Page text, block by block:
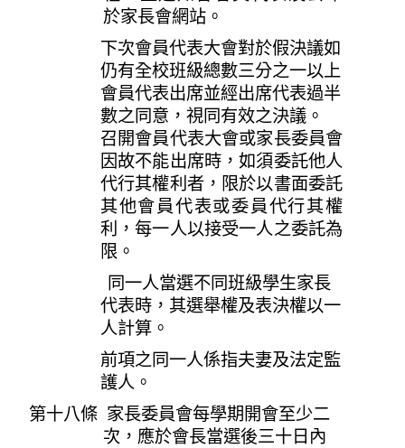
於家長會網站。
下次會員代表大會對於假決議如
仍有全校班級總數三分之一以上
會員代表出席並經出席代表過半
數之同意，視同有效之決議。
召開會員代表大會或家長委員會
因故不能出席時，如須委託他人
代行其權利者，限於以書面委託
其他會員代表或委員代行其權
利，每一人以接受一人之委託為
限。
同一人當選不同班級學生家長
代表時，其選舉權及表決權以一
人計算。
前項之同一人係指夫妻及法定監
護人。
第十八條 家長委員會每學期開會至少二
次，應於會長當選後三十日內